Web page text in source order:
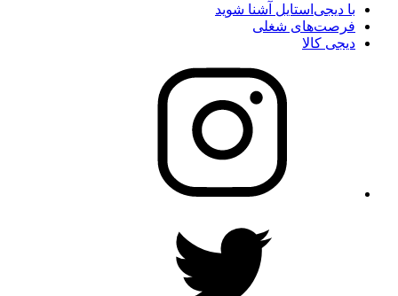
با دیجی‌استایل آشنا شوید
فرصت‌های شغلی
دیجی کالا